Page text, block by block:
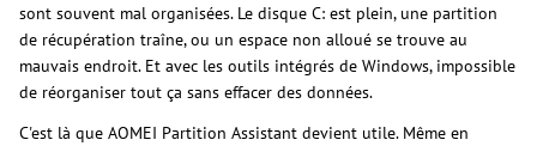
sont souvent mal organisées. Le disque C: est plein, une partition
de récupération traîne, ou un espace non alloué se trouve au
mauvais endroit. Et avec les outils intégrés de Windows, impossible
de réorganiser tout ça sans effacer des données.
C'est là que AOMEI Partition Assistant devient utile. Même en